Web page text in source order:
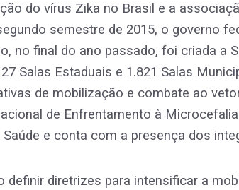
do vírus Zika no Brasil e a
semestre de 2015, o governo
no final do ano passado, foi criada a
Salas Estaduais e 1.821 Salas
de mobilização e combate ao
de Enfrentamento à
e conta com a presença dos
definir diretrizes para intensificar a